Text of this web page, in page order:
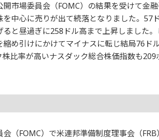
市場委員会（FOMC）の結果を受けて金
中心に売りが出て続落となりました。57
ると昼過ぎに258ドル高まで上昇しました
縮め引けにかけてマイナスに転じ結局76ド
株比率が高いナスダック総合株価指数も
（FOMC）で米連邦準備制度理事会（